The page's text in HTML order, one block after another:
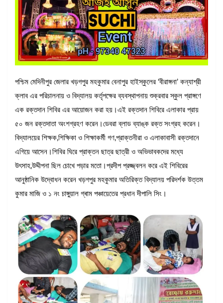
পশ্চিম মেদিনীপুর জেলার খড়গপুর মহকুমার বেনাপুর হাইস্কুলের ‘বীরাঙ্গনা’ কন্যাশ্রী
ক্লাব এর পরিচালনায় ও বিদ্যালয় কর্তৃপক্ষের ব্যবস্থাপনায় শুক্রবার স্কুল প্রাঙ্গণে
এক রক্তদান শিবির এর আয়োজন করা হয়।এই রক্তদান শিবিরে এলাকার প্রায়
৫০ জন রক্তদাতা অংশগ্রহণ করেন।ডেবরা ব্লাড ব্যাঙ্ক রক্ত সংগ্রহ করেন।
বিদ্যালয়ের শিক্ষক,শিক্ষিকা ও শিক্ষাকর্মী গণ,প্রাক্তনীরা ও এলাকাবাসী রক্তদানে
এগিয়ে আসেন।শিবির ঘিরে প্রাক্তন ছাত্র ছাত্রী ও অভিভাবকদের মধ্যে
উৎসাহ,উদ্দীপনা ছিল চোখে পড়ার মতো।প্রদীপ প্রজ্জ্বলন করে এই শিবিরের
আনুষ্ঠানিক উদ্বোধন করেন খড়গপুর মহকুমার অতিরিক্ত বিদ্যালয় পরিদর্শক উত্তম
কুমার মাজি ও ১ নং চাঙ্গুয়াল গ্ৰাম পঞ্চায়েতের প্রধান দীপালি সিং।